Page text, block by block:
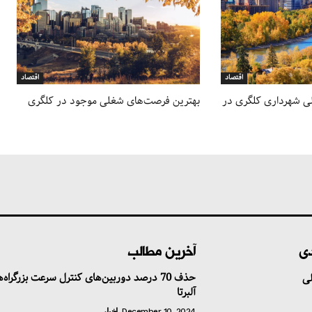
اقتصاد
بهترین فرصت‌های شغلی موجود در کلگری
اقتصاد
شهرداری کلگری در
آخرین مطالب
حذف 70 درصد دوربین‌های کنترل سرعت
آلبرتا